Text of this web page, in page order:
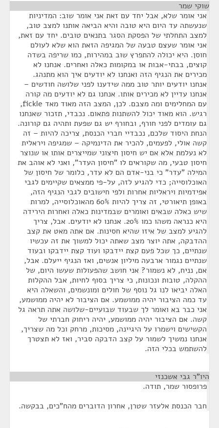
שוקי שמר
אני אומר שלא, אבל יחד עם זאת אני אומר שוב: המדיניות
שנעשתה עד היום היא טובה והיא הביאה אותנו למצב טוב,
למצב התחלתי של הפסקת הסגר בתנאים טובים. יחד עם זאת,
אני אומר שעצם טבעה של המגיפה הזאת הוא שלא לעולם
חוסן. היא יכולה להתפרץ שוב במהירות, כמו שריפה בשדה
קוצים, בבתי-אבות או במקומות כאלה ואחרים. אנחנו לא
מכירים את הנגיף הזה ואנחנו לא יודעים איך הוא מתנהג.
אנחנו יודעים יותר טוב ממה שידענו לפני שלושה חודשים –
אנחנו עדיין לא מכירים אותו. אנחנו גם לא יודעים מה קורה
עם המחלימים ומה מצבם. לכן, המצב הזה מאוד מאד fickle,
רגיש. הוא מאוד יכול להשתנות פתאום. נכבדי, תזכור שאנחנו
גם עומדים לפני חורף, ובחורף יש גם שפעת ותהיה גם קורונה.
הנחת היסוד שלכם, נכבדיי חברי הכנסת, צריכה להיות – זה
קשה אולי, לפעמים, להכיר את הדינמיקה – שמגיפה ויראלית
לא נעלמת אלא אם יש חיסון חיצוני שמייצרים אותו או שנוצר
חיסון טבעי, מה שקוראים לו "חיסון העדר", ואני לא אוהב את
המילה "עדר" כי בני-אדם הם לא עדר, כלומר של חיסון של
האוכלוסייה; כדי להגיע לזה, על-פי ממצאים שקיימים לגבי
אפידמיות ויראליות אחרות ולפי חישובים לגבי הנגיף הזה,
באופן תיאורטי, זה צריך להיות 60% מהאוכלוסייה, למרות
שיש כאלה שבאים ואומרים שבמדינות כאלה ואחרות הירידה
היא כנראה משהו כמו 20%. אנחנו לא יודעים. אבל, צריך
להגיע למצב של איזו שהיא חסינות. אם אתה מאט את קצב
ההדבקה, אתה יוצר מצב שאתה יכול למשוך את זה עכשיו
שנתיים, כך שכל פעם קצת יידבקו ועוד קצת יידבקו ובעוד
שנתיים נגמור ארבעה מיליון אנשים, ואז הנגיף ייעלם. אבל,
אם, נניח, לא נשמור? אני חושב שהפעולות שעשו היום, של
ההקלה, טובות ונכונות, כי צריך בסוף לחיות, אבל ההקלות
האלה יביאו לנו גל נוסף של חולים ומונשמים, והשאלה היא
עד כמה הציבור יהיה ממושמע. אם הציבור לא יהיה ממושמע,
אני כבר בא ואומר לך שבעוד שבועיים-שלושה אתה תראה גל
קשה. אם הציבור יהיה ממושמע, יהיה ריחוק חברתי של
הקשישים וישמרו על היגיינה, מסיכות, מרחק וכל מה שצריך,
אנחנו נמשיך לשמור על קצב הדבקה סביר, ואז לא תצטרך
להשתמש בכלי הזה.
היו"ר גבי אשכנזי
פרופסור שמר, תודה.
חבר הכנסת אלעזר שטרן, אחרון הדוברים מהח"כים, בבקשה.